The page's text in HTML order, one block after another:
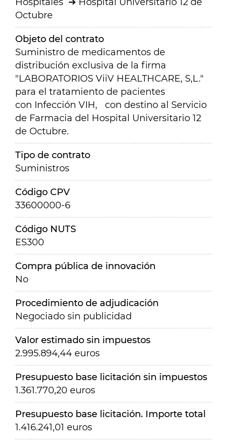
Octubre
Objeto del contrato
Suministro de medicamentos de
distribución exclusiva de la firma
"LABORATORIOS ViiV HEALTHCARE, S,L."
para el tratamiento de pacientes
con Infección VIH, con destino al Servicio
de Farmacia del Hospital Universitario 12
de Octubre.
Tipo de contrato
Suministros
Código CPV
33600000-6
Código NUTS
ES300
Compra pública de innovación
No
Procedimiento de adjudicación
Negociado sin publicidad
Valor estimado sin impuestos
2.995.894,44 euros
Presupuesto base licitación sin impuestos
1.361.770,20 euros
Presupuesto base licitación. Importe total
1.416.241,01 euros